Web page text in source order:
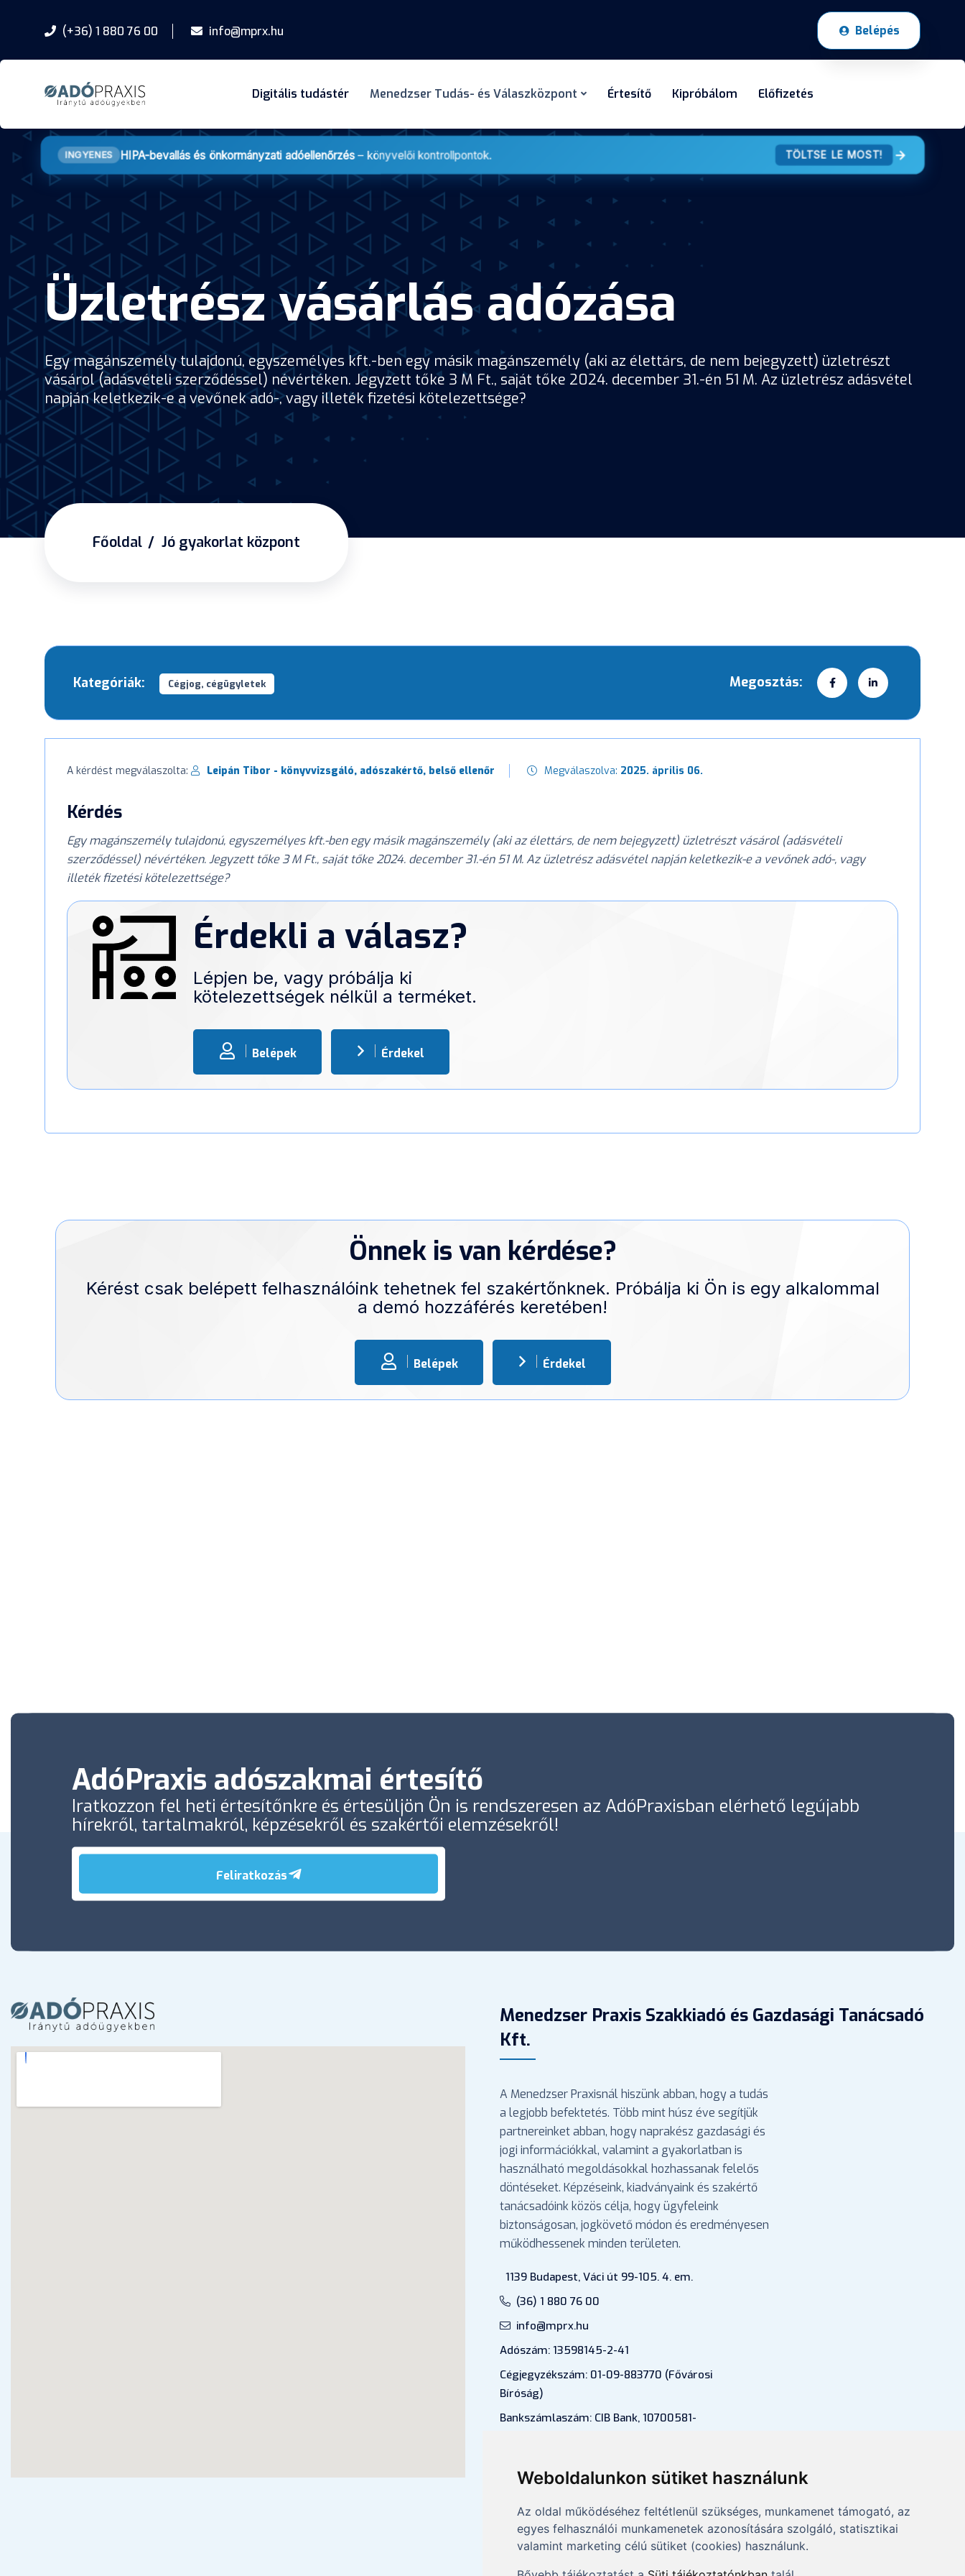
Weboldalunkon sütiket használunk
Az oldal működéséhez feltétlenül szükséges, munkamenet támogató, az
egyes felhasználói munkamenetek azonosítására szolgáló, statisztikai
valamint marketing célú sütiket (cookies) használunk.
(+36) 1 880 76 00 info@mprx.hu Belépés
Digitális tudástér Menedzser Tudás- és Válaszközpont Értesítő Kipróbálom Előfizetés
INGYENES HIPA-bevallás és önkormányzati adóellenőrzés– könyvelői kontrollpontok. TÖLTSE LE MOST!
Üzletrész vásárlás adózása
Egy magánszemély tulajdonú, egyszemélyes kft.-ben egy másik magánszemély (aki az élettárs, de nem bejegyzett) üzletrészt
vásárol (adásvételi szerződéssel) névértéken. Jegyzett tőke 3 M Ft., saját tőke 2024. december 31.-én 51 M. Az üzletrész adásvétel
napján keletkezik-e a vevőnek adó-, vagy illeték fizetési kötelezettsége?
Főoldal Jó gyakorlat központ
Kategóriák: Cégjog, cégügyletek Megosztás:
A kérdést megválaszolta: Leipán Tibor - könyvvizsgáló, adószakértő, belső ellenőr Megválaszolva: 2025. április 06.
Kérdés
Egy magánszemély tulajdonú, egyszemélyes kft.-ben egy másik magánszemély (aki az élettárs, de nem bejegyzett) üzletrészt vásárol (adásvételi
szerződéssel) névértéken. Jegyzett tőke 3 M Ft., saját tőke 2024. december 31.-én 51 M. Az üzletrész adásvétel napján keletkezik-e a vevőnek adó-, vagy
illeték fizetési kötelezettsége?
Érdekli a válasz?
Lépjen be, vagy próbálja ki
kötelezettségek nélkül a terméket.
Belépek Érdekel
Önnek is van kérdése?
Kérést csak belépett felhasználóink tehetnek fel szakértőnknek. Próbálja ki Ön is egy alkalommal
a demó hozzáférés keretében!
Belépek Érdekel
AdóPraxis adószakmai értesítő
Iratkozzon fel heti értesítőnkre és értesüljön Ön is rendszeresen az AdóPraxisban elérhető legújabb
hírekről, tartalmakról, képzésekről és szakértői elemzésekről!
Feliratkozás
Menedzser Praxis Szakkiadó és Gazdasági Tanácsadó
Kft.
A Menedzser Praxisnál hiszünk abban, hogy a tudás
a legjobb befektetés. Több mint húsz éve segítjük
partnereinket abban, hogy naprakész gazdasági és
jogi információkkal, valamint a gyakorlatban is
használható megoldásokkal hozhassanak felelős
döntéseket. Képzéseink, kiadványaink és szakértő
tanácsadóink közös célja, hogy ügyfeleink
biztonságosan, jogkövető módon és eredményesen
működhessenek minden területen.
1139 Budapest, Váci út 99-105. 4. em.
(36) 1 880 76 00
info@mprx.hu
Adószám: 13598145-2-41
Cégjegyzékszám: 01-09-883770 (Fővárosi
Bíróság)
Bankszámlaszám: CIB Bank, 10700581-
B/2020/000053